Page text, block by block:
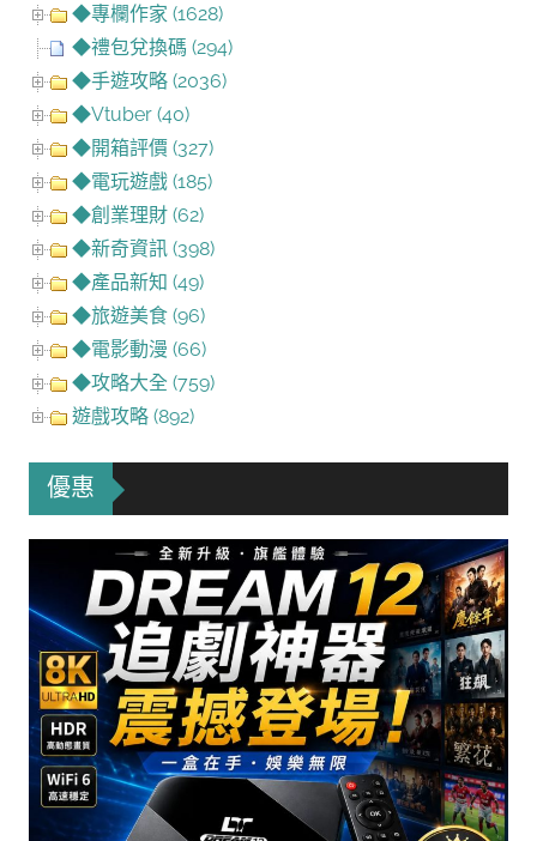
◆專欄作家 (1628)
◆禮包兌換碼 (294)
◆手遊攻略 (2036)
◆Vtuber (40)
◆開箱評價 (327)
◆電玩遊戲 (185)
◆創業理財 (62)
◆新奇資訊 (398)
◆產品新知 (49)
◆旅遊美食 (96)
◆電影動漫 (66)
◆攻略大全 (759)
遊戲攻略 (892)
優惠